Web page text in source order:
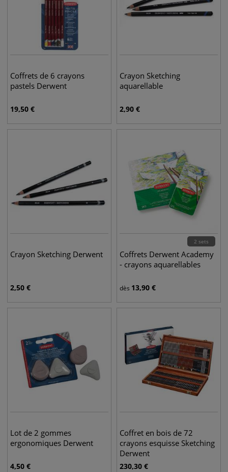
Coffrets de 6 crayons
pastels Derwent
19,50 €
Crayon Sketching
aquarellable
2,90 €
Crayon Sketching Derwent
2,50 €
2 sets
Coffrets Derwent Academy
- crayons aquarellables
dès 13,90 €
Lot de 2 gommes
ergonomiques Derwent
4,50 €
Coffret en bois de 72
crayons esquisse Sketching
Derwent
230,30 €